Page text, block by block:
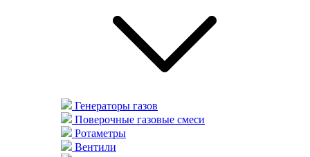
Генераторы газов
Поверочные газовые смеси
Ротаметры
Вентили